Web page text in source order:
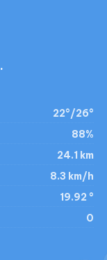
22°/26°
88%
24.1 km
8.3 km/h
19.92 °
0